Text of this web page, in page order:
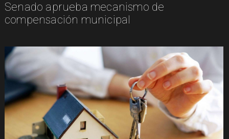
Senado aprueba mecanismo de
compensación municipal